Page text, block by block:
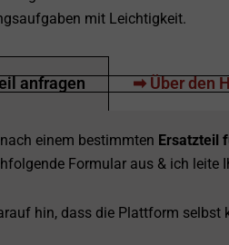
mit Leichtigkeit.
anfragen ➡ Über den
nach einem bestimmten Ersatzteil
Formular aus & ich leite
hin, dass die Plattform selbst